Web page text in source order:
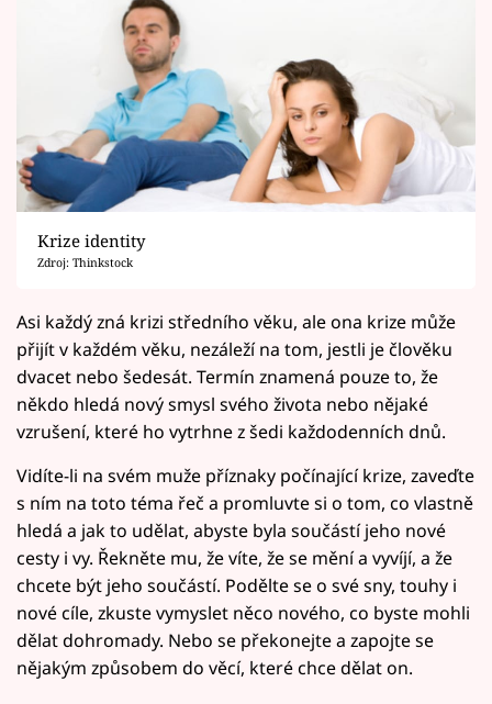
Krize identity
Zdroj: Thinkstock
Asi každý zná krizi středního věku, ale ona krize může
přijít v každém věku, nezáleží na tom, jestli je člověku
dvacet nebo šedesát. Termín znamená pouze to, že
někdo hledá nový smysl svého života nebo nějaké
vzrušení, které ho vytrhne z šedi každodenních dnů.
Vidíte-li na svém muže příznaky počínající krize, zaveďte
s ním na toto téma řeč a promluvte si o tom, co vlastně
hledá a jak to udělat, abyste byla součástí jeho nové
cesty i vy. Řekněte mu, že víte, že se mění a vyvíjí, a že
chcete být jeho součástí. Podělte se o své sny, touhy i
nové cíle, zkuste vymyslet něco nového, co byste mohli
dělat dohromady. Nebo se překonejte a zapojte se
nějakým způsobem do věcí, které chce dělat on.